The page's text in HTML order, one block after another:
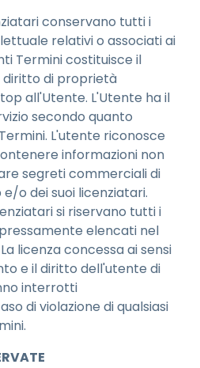
conservano tutti i
relativi o associati ai
Termini costituisce il
di proprietà
all'Utente. L'Utente ha il
secondo quanto
L'utente riconosce
informazioni non
segreti commerciali di
o dei suoi licenziatari.
si riservano tutti i
elencati nel
licenza concessa ai sensi
e il diritto dell'utente di
interrotti
di violazione di qualsiasi